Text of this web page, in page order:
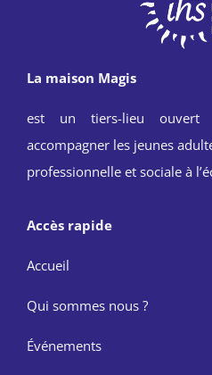
La maison Magis
est un tiers-lieu ouvert
accompagner les jeunes
professionnelle et sociale à
Accès rapide
Accueil
Qui sommes nous ?
Événements